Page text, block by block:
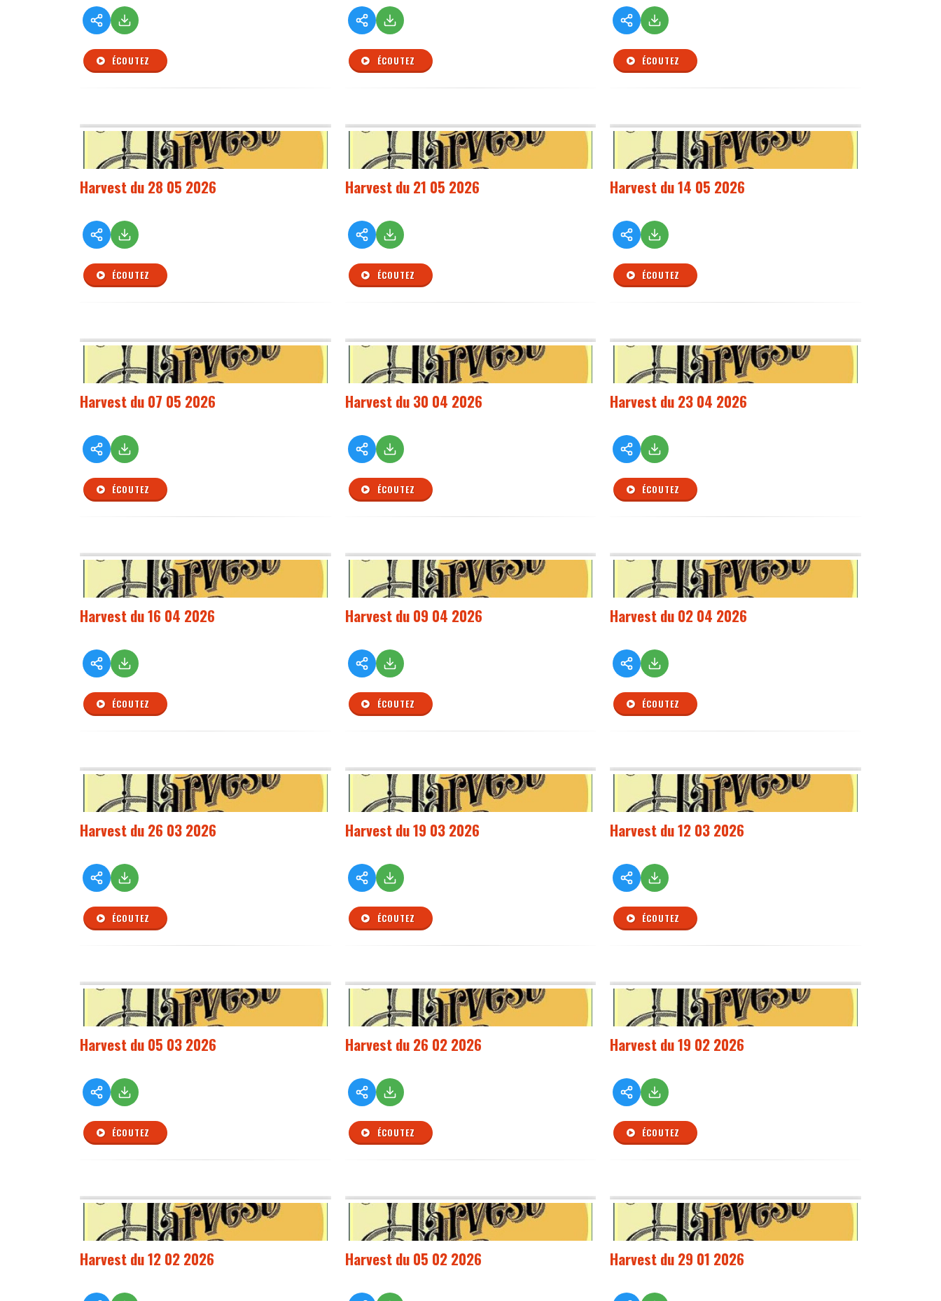
ÉCOUTEZ ÉCOUTEZ ÉCOUTEZ
Harvest du 28 05 2026
ÉCOUTEZ
Harvest du 21 05 2026
ÉCOUTEZ
Harvest du 14 05 2026
ÉCOUTEZ
Harvest du 07 05 2026
ÉCOUTEZ
Harvest du 30 04 2026
ÉCOUTEZ
Harvest du 23 04 2026
ÉCOUTEZ
Harvest du 16 04 2026
ÉCOUTEZ
Harvest du 09 04 2026
ÉCOUTEZ
Harvest du 02 04 2026
ÉCOUTEZ
Harvest du 26 03 2026
ÉCOUTEZ
Harvest du 19 03 2026
ÉCOUTEZ
Harvest du 12 03 2026
ÉCOUTEZ
Harvest du 05 03 2026
ÉCOUTEZ
Harvest du 26 02 2026
ÉCOUTEZ
Harvest du 19 02 2026
ÉCOUTEZ
Harvest du 12 02 2026 Harvest du 05 02 2026 Harvest du 29 01 2026